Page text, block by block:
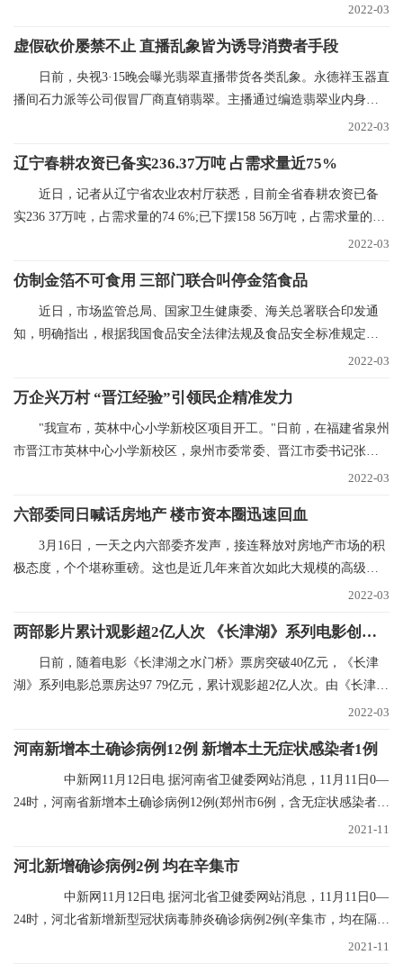
2022-03
虚假砍价屡禁不止 直播乱象皆为诱导消费者手段
日前，央视3·15晚会曝光翡翠直播带货各类乱象。永德祥玉器直
播间石力派等公司假冒厂商直销翡翠。主播通过编造翡翠业内身
2022-03
辽宁春耕农资已备实236.37万吨 占需求量近75%
近日，记者从辽宁省农业农村厅获悉，目前全省春耕农资已备
实236 37万吨，占需求量的74 6%;已下摆158 56万吨，占需求量的
2022-03
仿制金箔不可食用 三部门联合叫停金箔食品
近日，市场监管总局、国家卫生健康委、海关总署联合印发通
知，明确指出，根据我国食品安全法律法规及食品安全标准规定，
2022-03
万企兴万村 “晋江经验”引领民企精准发力
"我宣布，英林中心小学新校区项目开工。"日前，在福建省泉州
市晋江市英林中心小学新校区，泉州市委常委、晋江市委书记张文
2022-03
六部委同日喊话房地产 楼市资本圈迅速回血
3月16日，一天之内六部委齐发声，接连释放对房地产市场的积
极态度，个个堪称重磅。这也是近几年来首次如此大规模的高级别
2022-03
两部影片累计观影超2亿人次 《长津湖》系列电影创纪录
日前，随着电影《长津湖之水门桥》票房突破40亿元，《长津
湖》系列电影总票房达97 79亿元，累计观影超2亿人次。由《长津
2022-03
河南新增本土确诊病例12例 新增本土无症状感染者1例
中新网11月12日电 据河南省卫健委网站消息，11月11日0—
24时，河南省新增本土确诊病例12例(郑州市6例，含无症状感染者转
2021-11
河北新增确诊病例2例 均在辛集市
中新网11月12日电 据河北省卫健委网站消息，11月11日0—
24时，河北省新增新型冠状病毒肺炎确诊病例2例(辛集市，均在隔离
2021-11